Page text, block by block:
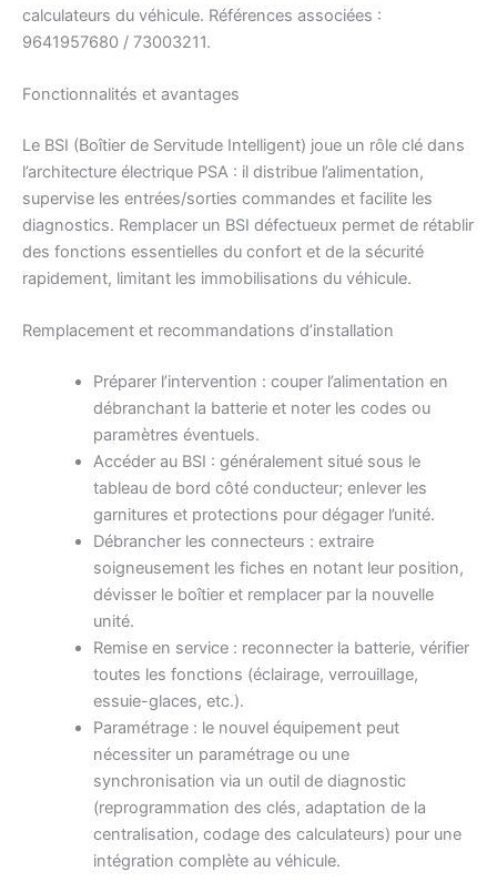
calculateurs du véhicule. Références associées :
9641957680 / 73003211.
Fonctionnalités et avantages
Le BSI (Boîtier de Servitude Intelligent) joue un rôle clé dans
l’architecture électrique PSA : il distribue l’alimentation,
supervise les entrées/sorties commandes et facilite les
diagnostics. Remplacer un BSI défectueux permet de rétablir
des fonctions essentielles du confort et de la sécurité
rapidement, limitant les immobilisations du véhicule.
Remplacement et recommandations d’installation
Préparer l’intervention : couper l’alimentation en
débranchant la batterie et noter les codes ou
paramètres éventuels.
Accéder au BSI : généralement situé sous le
tableau de bord côté conducteur; enlever les
garnitures et protections pour dégager l’unité.
Débrancher les connecteurs : extraire
soigneusement les fiches en notant leur position,
dévisser le boîtier et remplacer par la nouvelle
unité.
Remise en service : reconnecter la batterie, vérifier
toutes les fonctions (éclairage, verrouillage,
essuie-glaces, etc.).
Paramétrage : le nouvel équipement peut
nécessiter un paramétrage ou une
synchronisation via un outil de diagnostic
(reprogrammation des clés, adaptation de la
centralisation, codage des calculateurs) pour une
intégration complète au véhicule.